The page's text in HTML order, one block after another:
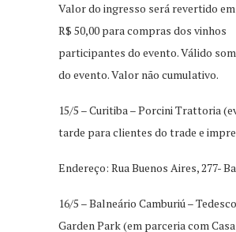
Valor do ingresso será revertido
R$ 50,00 para compras dos vinhos
participantes do evento. Válido
do evento. Valor não cumulativo.
15/5 – Curitiba – Porcini Trattoria
tarde para clientes do trade e
Endereço: Rua Buenos Aires, 277-
16/5 – Balneário Camburiú –
Garden Park (em parceria com